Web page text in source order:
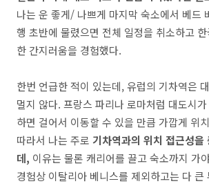
나는 운 좋게/ 나쁘게 마지막 숙소에서 베드
행 초반에 물렸으면 전체 일정을 취소하고
한 간지러움을 경험했다.
한번 언급한 적이 있는데, 유럽의 기차역은
멀지 않다. 프랑스 파리나 로마처럼 대도시
하면 걸어서 이동할 수 있을 만큼 가깝게 위
따라서 나는 주로 기차역과의 위치 접근성을
데, 이유는 물론 캐리어를 끌고 숙소까지 가
경험상 이탈리아 베니스를 제외하고는 다 큰